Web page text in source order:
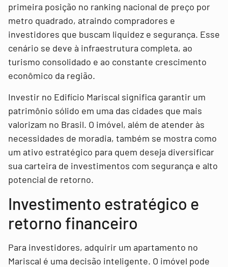
primeira posição no ranking nacional de preço por
metro quadrado, atraindo compradores e
investidores que buscam liquidez e segurança. Esse
cenário se deve à infraestrutura completa, ao
turismo consolidado e ao constante crescimento
econômico da região.
Investir no Edifício Mariscal significa garantir um
patrimônio sólido em uma das cidades que mais
valorizam no Brasil. O imóvel, além de atender às
necessidades de moradia, também se mostra como
um ativo estratégico para quem deseja diversificar
sua carteira de investimentos com segurança e alto
potencial de retorno.
Investimento estratégico e
retorno financeiro
Para investidores, adquirir um apartamento no
Mariscal é uma decisão inteligente. O imóvel pode